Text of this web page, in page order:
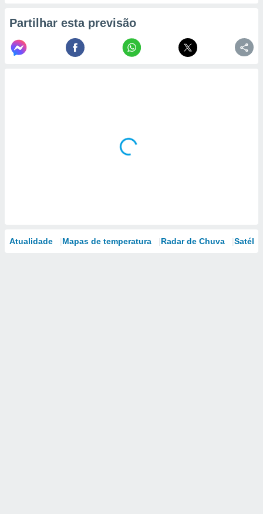
Partilhar esta previsão
Atualidade Mapas de temperatura Radar de Chuva